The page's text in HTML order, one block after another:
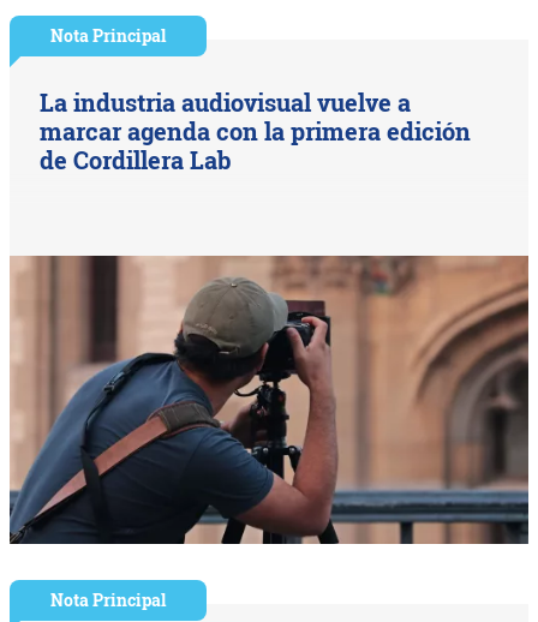
Nota Principal
La industria audiovisual vuelve a
marcar agenda con la primera edición
de Cordillera Lab
Nota Principal